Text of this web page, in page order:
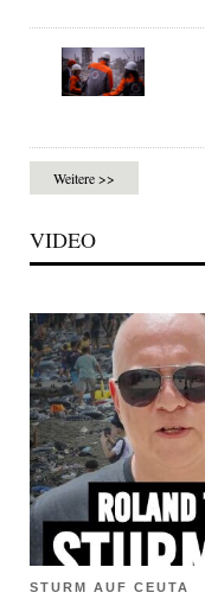
Weitere >>
VIDEO
STURM AUF CEUTA